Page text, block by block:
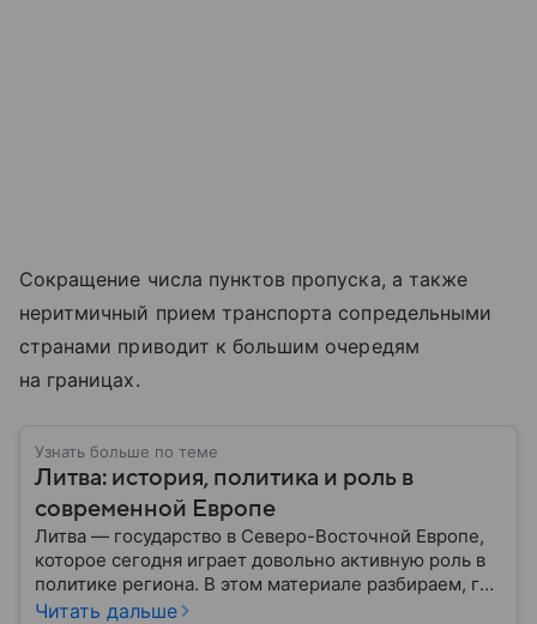
Сокращение числа пунктов пропуска, а также
неритмичный прием транспорта сопредельными
странами приводит к большим очередям
на границах.
Узнать больше по теме
Литва: история, политика и роль в
современной Европе
Литва — государство в Северо-Восточной Европе,
которое сегодня играет довольно активную роль в
политике региона. В этом материале разбираем, где
находится Литва, как она формировалась
Читать дальше